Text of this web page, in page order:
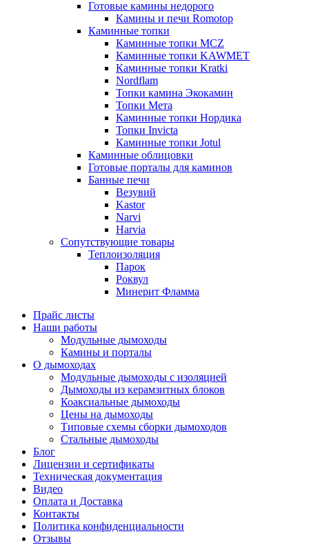
Готовые камины недорого
Камины и печи Romotop
Каминные топки
Каминные топки MCZ
Каминные топки KAWMET
Каминные топки Kratki
Nordflam
Топки камина Экокамин
Топки Мета
Каминные топки Нордика
Топки Invicta
Каминные топки Jotul
Каминные облицовки
Готовые порталы для каминов
Банные печи
Везувий
Kastor
Narvi
Harvia
Сопутствующие товары
Теплоизоляция
Парок
Роквул
Минерит Фламма
Прайс листы
Наши работы
Модульные дымоходы
Камины и порталы
О дымоходах
Модульные дымоходы с изоляцией
Дымоходы из керамзитных блоков
Коаксиальные дымоходы
Цены на дымоходы
Типовые схемы сборки дымоходов
Стальные дымоходы
Блог
Лицензии и сертификаты
Техническая документация
Видео
Оплата и Доставка
Контакты
Политика конфиденциальности
Отзывы